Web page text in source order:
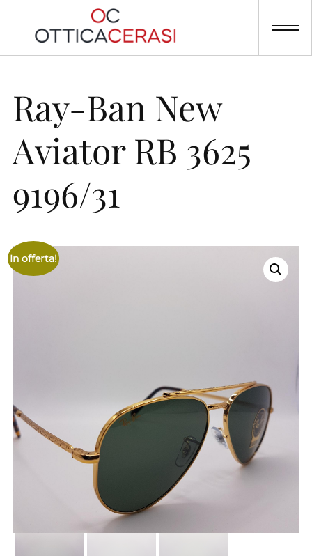
content
Ray-Ban New
Aviator RB 3625
9196/31
In offerta!